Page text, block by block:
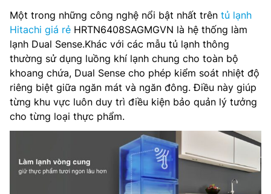
Một trong những công nghệ nổi bật nhất trên tủ lạnh
Hitachi giá rẻ HRTN6408SAGMGVN là hệ thống làm
lạnh Dual Sense.Khác với các mẫu tủ lạnh thông
thường sử dụng luồng khí lạnh chung cho toàn bộ
khoang chứa, Dual Sense cho phép kiểm soát nhiệt độ
riêng biệt giữa ngăn mát và ngăn đông. Điều này giúp
từng khu vực luôn duy trì điều kiện bảo quản lý tưởng
cho từng loại thực phẩm.